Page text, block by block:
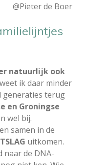
@Pieter de Boer
natuurlijk ook
ik daar minder
generaties terug
en Groningse
wel bij.
samen in de
uitkomen.
naar de DNA-